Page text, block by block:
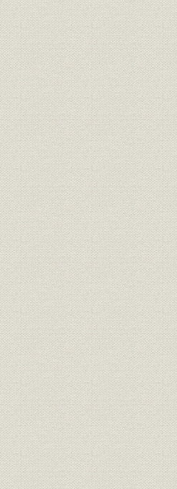
蔵協定
に
提携
る苦闘-深刻の度を増す原料難 1937(昭和
りと苦悩
移行
符制
規格
業科学研究所
務
移出
開
況
の危機を救う-効率的な醸造法の開発 1946(